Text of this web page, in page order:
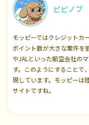
ピピノブ
モッピーではクレジットカ
ポイント数が大きな案件を
やJALといった航空会社の
す。このようにすることで
現しています。モッピーは
サイトですね。